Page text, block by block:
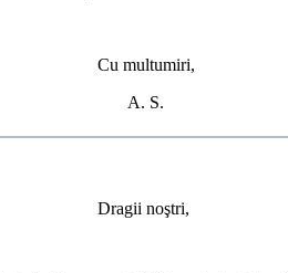
Cu multumiri,
A. S.
Dragii noştri,